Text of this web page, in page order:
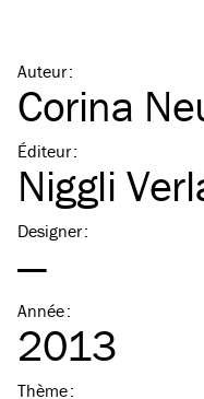
Auteur:
Corina
Éditeur:
Niggli
Designer:
—
Année:
2013
Thème: